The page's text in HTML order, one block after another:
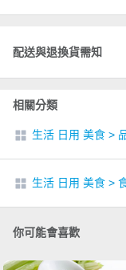
配送與退換貨需知
相關分類
生活 日用 美食 >
生活 日用 美食 >
你可能會喜歡